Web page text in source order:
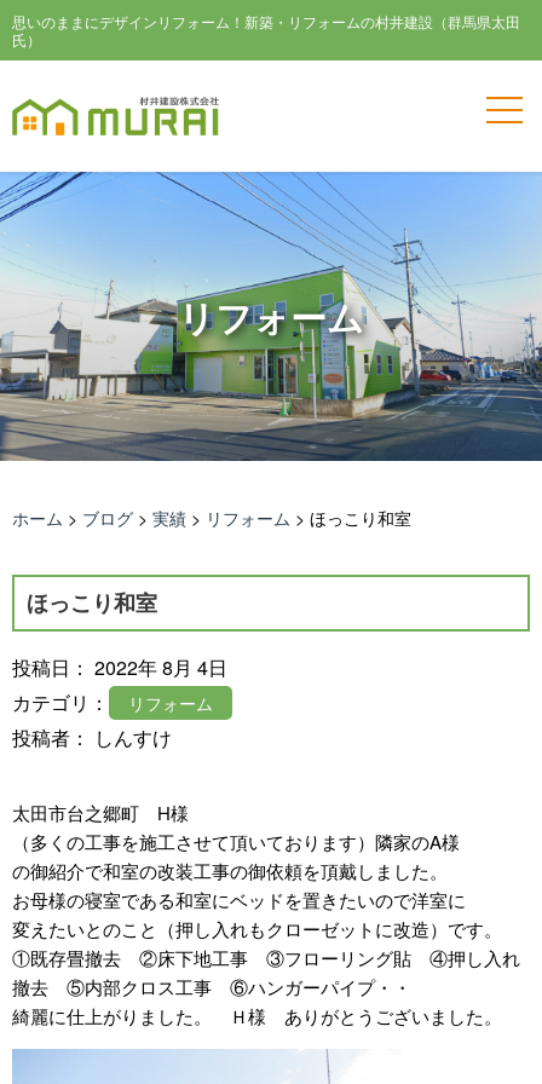
思いのままにデザインリフォーム！新築・リフォームの村井建設（群馬県太田
氏）
リフォーム
ホーム > ブログ > 実績 > リフォーム > ほっこり和室
ほっこり和室
投稿日： 2022年 8月 4日
カテゴリ：
リフォーム
投稿者： しんすけ
太田市台之郷町 H様
（多くの工事を施工させて頂いております）隣家のA様
の御紹介で和室の改装工事の御依頼を頂戴しました。
お母様の寝室である和室にベッドを置きたいので洋室に
変えたいとのこと（押し入れもクローゼットに改造）です。
①既存畳撤去 ②床下地工事 ③フローリング貼 ④押し入れ
撤去 ⑤内部クロス工事 ⑥ハンガーパイプ・・
綺麗に仕上がりました。 Ｈ様 ありがとうございました。